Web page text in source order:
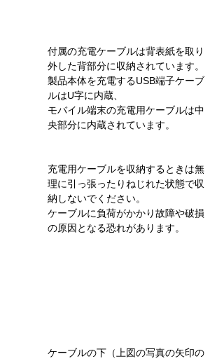
付属の充電ケーブルは背表紙を取り
外した背部分に収納されています。
製品本体を充電するUSB端子ケーブ
ルはU字に内蔵、
モバイル端末の充電用ケーブルは中
央部分に内蔵されています。
充電用ケーブルを収納するときは無
理に引っ張ったりねじれた状態で収
納しないでください。
ケーブルに負荷がかかり故障や破損
の原因となる恐れがあります。
ケーブルの下（上図の写真の矢印の